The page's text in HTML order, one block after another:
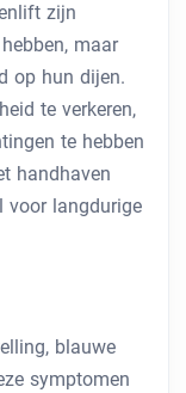
zijn
maar
op hun dijen.
te verkeren,
te hebben
handhaven
voor langdurige
blauwe
symptomen